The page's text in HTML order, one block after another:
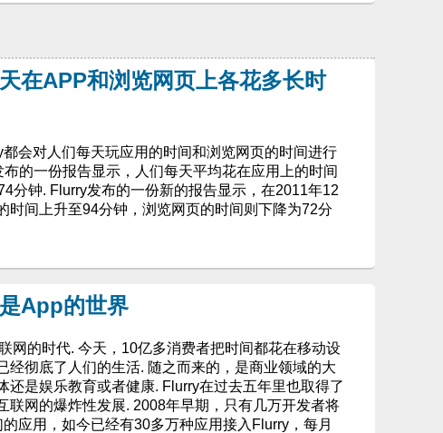
在APP和浏览网页上各花多长时
会对人们每天玩应用的时间和浏览网页的时间进行
的一份报告显示，人们每天平均花在应用上的时间
分钟. Flurry发布的一份新的报告显示，在2011年12
时间上升至94分钟，浏览网页的时间则下降为72分
App的世界
网的时代. 今天，10亿多消费者把时间都花在移动设
经彻底了人们的生活. 随之而来的，是商业领域的大
还是娱乐教育或者健康. Flurry在过去五年里也取得了
联网的爆炸性发展. 2008年早期，只有几万开发者将
应用，如今已经有30多万种应用接入Flurry，每月